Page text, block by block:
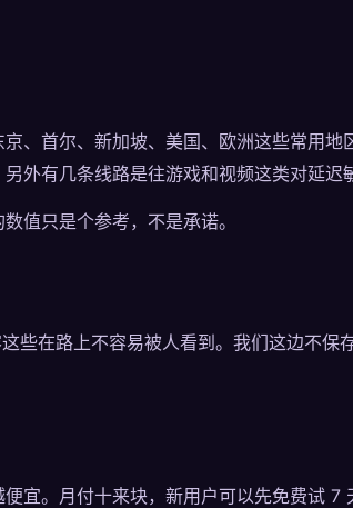
、首尔、新加坡、美国、欧洲这些常用地
外有几条线路是往游戏和视频这类对延迟
值只是个参考，不是承诺。
些在路上不容易被人看到。我们这边不保
宜。月付十来块，新用户可以先免费试 7